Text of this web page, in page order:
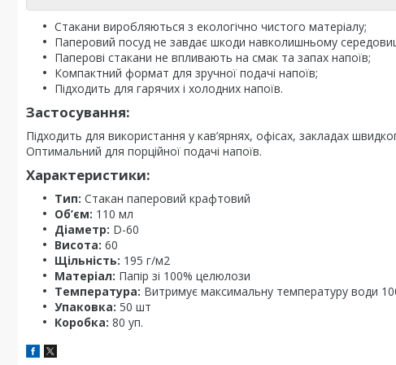
Стакани виробляються з екологічно чистого матеріалу;
Паперовий посуд не завдає шкоди навколишньому
Паперові стакани не впливають на смак та запах напоїв;
Компактний формат для зручної подачі напоїв;
Підходить для гарячих і холодних напоїв.
Застосування:
Підходить для використання у кав’ярнях, офісах, закладах
Оптимальний для порційної подачі напоїв.
Характеристики:
Тип: Стакан паперовий крафтовий
Об’єм: 110 мл
Діаметр: D-60
Висота: 60
Щільність: 195 г/м2
Матеріал: Папір зі 100% целюлози
Температура: Витримує максимальну температуру води
Упаковка: 50 шт
Коробка: 80 уп.